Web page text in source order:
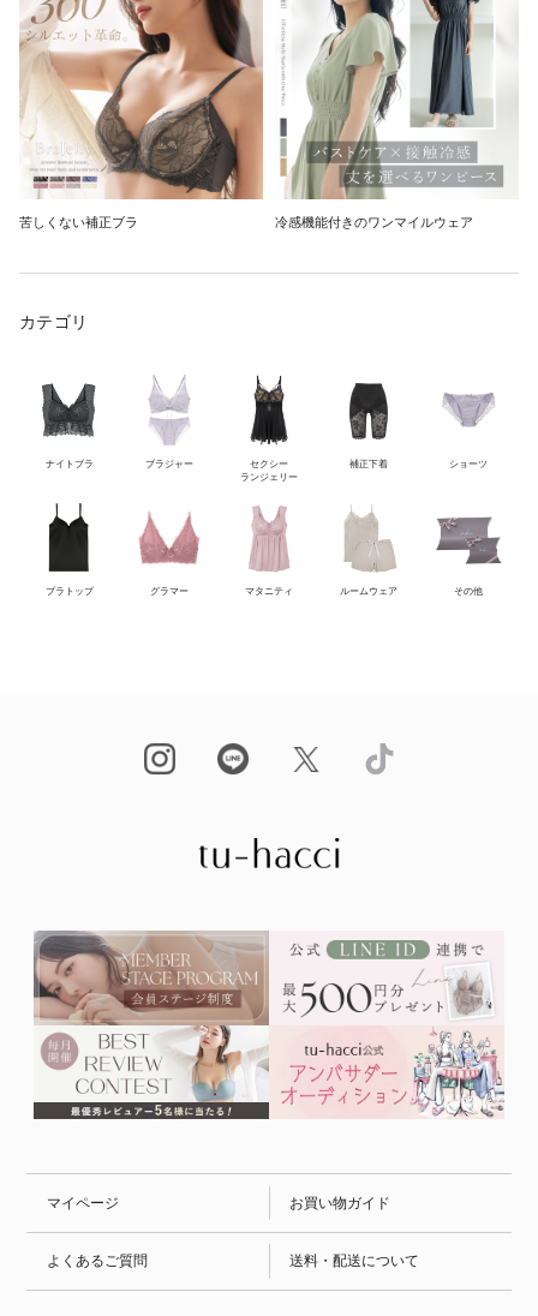
苦しくない補正ブラ 冷感機能付きのワンマイルウェア
カテゴリ
ナイトブラ ブラジャー
セクシー
ランジェリー
補正下着 ショーツ
ブラトップ グラマー マタニティ ルームウェア その他
マイページ お買い物ガイド
よくあるご質問 送料・配送について